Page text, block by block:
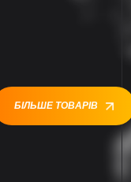
БІЛЬШЕ ТОВАРІВ